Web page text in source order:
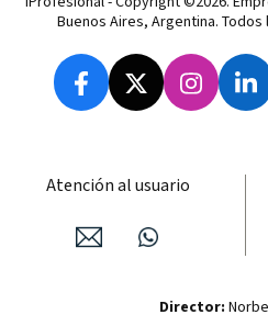
Buenos Aires, Argentina.
Atención al usuario
Director: